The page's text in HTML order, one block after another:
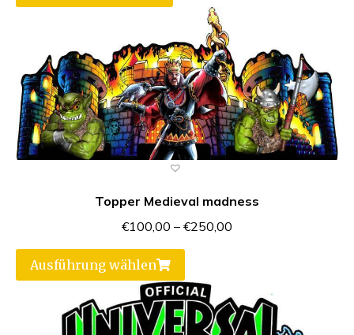
Topper Medieval madness
€100,00 – €250,00
Ausführung wählen